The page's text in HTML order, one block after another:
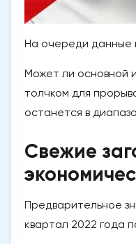
На очереди данные
Может ли основной
толчком для
останется в
Свежие
Предварительное
квартал 2022 года